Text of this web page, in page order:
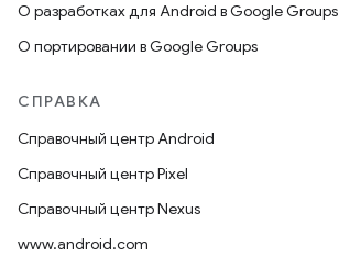
О разработках для Android в Google Groups
О портировании в Google Groups
СПРАВКА
Справочный центр Android
Справочный центр Pixel
Справочный центр Nexus
www.android.com